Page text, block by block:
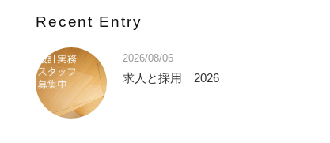
Recent Entry
2026/08/06
求人と採用 2026